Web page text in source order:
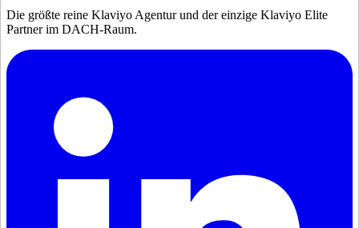
Die größte reine Klaviyo Agentur und der einzige Klaviyo Elite
Partner im DACH-Raum.